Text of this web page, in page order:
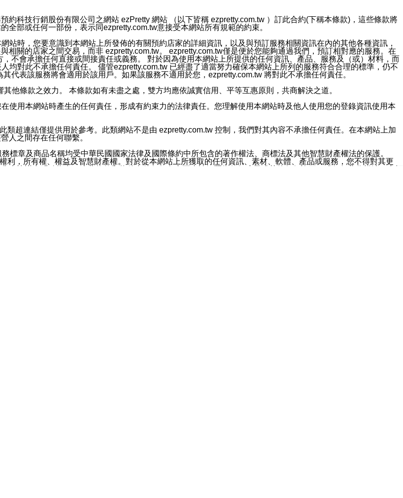
網站各項服務之資料或電子郵件供您參考。您能依照該資料或電子郵件所指示之方法、說明或功能連結，隨時
務好友，您仍可接收到通知型訊息。
他目的的訊息皆不會被傳送。滿足以下三個條件者，將可收到通知型訊息。
官方帳號的通知型訊息。
科技行銷股份有限公司之網站 ezPretty 網站 （以下皆稱 ezpretty.com.tw ）訂此合約(下稱本條款)，這些條款將
部或任何一部份，表示同ezpretty.com.tw意接受本網站所有規範的約束。
站時，您要意識到本網站上所發佈的有關預約店家的詳細資訊，以及與預訂服務相關資訊在內的其他各種資訊，
關的店家之間交易，而非 ezpretty.com.tw。 ezpretty.com.tw僅是便於您能夠通過我們，預訂相對應的服務。在
不會承擔任何直接或間接責任或義務。 對於因為使用本網站上所提供的任何資訊、產品、服務及（或）材料，而
均對此不承擔任何責任。 儘管ezpretty.com.tw 已經盡了適當努力確保本網站上所列的服務符合合理的標準，仍不
代表該服務將會適用於該用戶。如果該服務不適用於您，ezpretty.com.tw 將對此不承擔任何責任。
他條款之效力。 本條款如有未盡之處，雙方均應依誠實信用、平等互惠原則，共商解決之道。
使用本網站時產生的任何責任，形成有約束力的法律責任。您理解使用本網站時及他人使用您的登錄資訊使用本
超連結僅提供用於參考。此類網站不是由 ezpretty.com.tw 控制，我們對其內容不承擔任何責任。在本網站上加
人之間存在任何聯繫。
標章及商品名稱均受中華民國國家法律及國際條約中所包含的著作權法、商標法及其他智慧財產權法的保護。
利，所有權、權益及智慧財產權。對於從本網站上所獲取的任何資訊、素材、軟體、產品或服務，您不得對其更